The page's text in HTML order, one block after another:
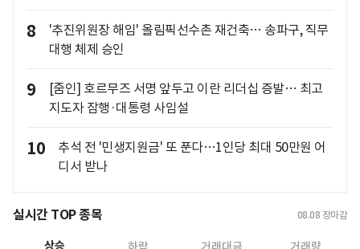
8
'추진위원장 해임' 올림픽선수촌 재건축… 송파구, 직무
대행 체제 승인
9
[줌인] 호르무즈 서명 앞두고 이란 리더십 증발… 최고
지도자 잠행·대통령 사임설
10
추석 전 '민생지원금' 또 푼다…1인당 최대 50만원 어
디서 받나
실시간 TOP 종목 08.08 장마감
상승